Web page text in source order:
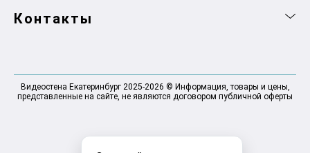
Контакты
Видеостена Екатеринбург 2025-2026 © Информация, товары и цены,
представленные на сайте, не являются договором публичной оферты